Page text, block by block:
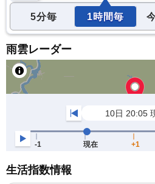
5分毎 1時間毎
雨雲レーダー
生活指数情報